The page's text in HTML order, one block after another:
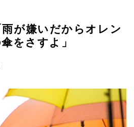
が嫌いだからオレン
をさすよ」